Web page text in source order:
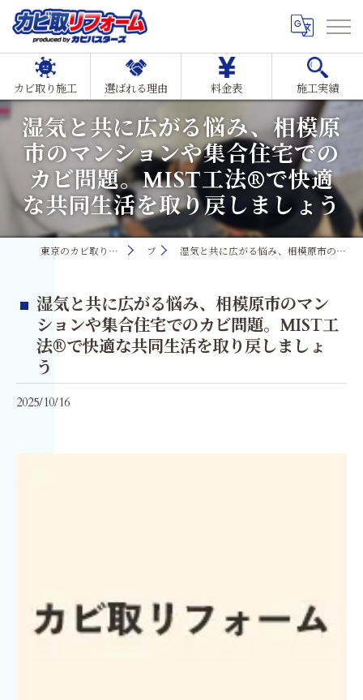
カビ取り施工 選ばれる理由 料金表 施工実績
湿気と共に広がる悩み、相模原
市のマンションや集合住宅での
カビ問題。MIST工法®で快適
な共同生活を取り戻しましょう
東京のカビ取り・カビ対策ならMIST工法®カビ取リフォーム ブログ 湿気と共に広がる悩み、相模原市のマンションや集合住宅でのカビ問題。MIST工法®で快適な共同生活を取り戻しましょう
湿気と共に広がる悩み、相模原市のマン
ションや集合住宅でのカビ問題。MIST工
法®で快適な共同生活を取り戻しましょ
う
2025/10/16